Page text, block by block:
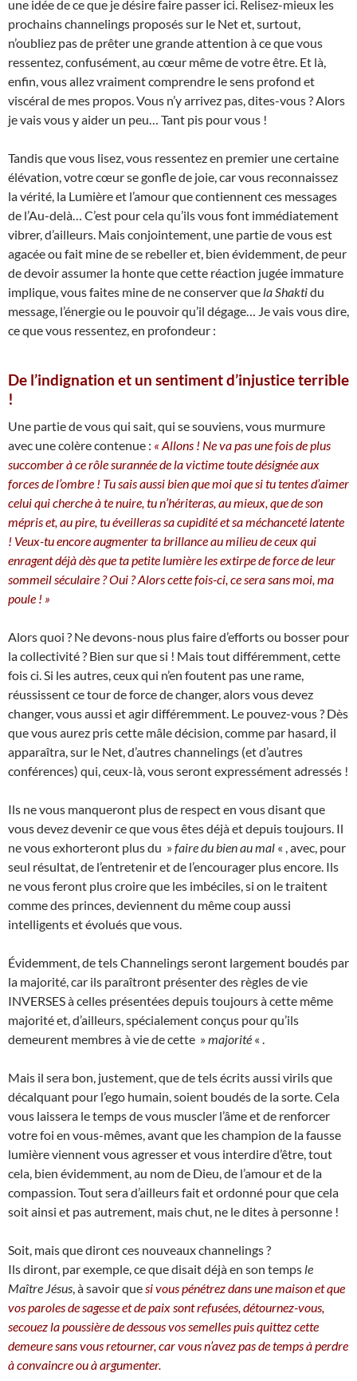
une idée de ce que je désire faire passer ici. Relisez-mieux les
prochains channelings proposés sur le Net et, surtout,
n’oubliez pas de prêter une grande attention à ce que vous
ressentez, confusément, au cœur même de votre être. Et là,
enfin, vous allez vraiment comprendre le sens profond et
viscéral de mes propos. Vous n’y arrivez pas, dites-vous ? Alors
je vais vous y aider un peu… Tant pis pour vous !
Tandis que vous lisez, vous ressentez en premier une certaine
élévation, votre cœur se gonfle de joie, car vous reconnaissez
la vérité, la Lumière et l’amour que contiennent ces messages
de l’Au-delà… C’est pour cela qu’ils vous font immédiatement
vibrer, d’ailleurs. Mais conjointement, une partie de vous est
agacée ou fait mine de se rebeller et, bien évidemment, de peur
de devoir assumer la honte que cette réaction jugée immature
implique, vous faites mine de ne conserver que la Shaktidu
message, l’énergie ou le pouvoir qu’il dégage… Je vais vous dire,
ce que vous ressentez, en profondeur :
De l’indignation et un sentiment d’injustice terrible
!
Une partie de vous qui sait, qui se souviens, vous murmure
avec une colère contenue : « Allons ! Ne va pas une fois de plus
succomber à ce rôle surannée de la victime toute désignée aux
forces de l’ombre ! Tu sais aussi bien que moi que si tu tentes d’aimer
celui qui cherche à te nuire, tu n’hériteras, au mieux, que de son
mépris et, au pire, tu éveilleras sa cupidité et sa méchanceté latente
! Veux-tu encore augmenter ta brillance au milieu de ceux qui
enragent déjà dès que ta petite lumière les extirpe de force de leur
sommeil séculaire ? Oui ? Alors cette fois-ci, ce sera sans moi, ma
poule ! »
Alors quoi ? Ne devons-nous plus faire d’efforts ou bosser pour
la collectivité ? Bien sur que si ! Mais tout différemment, cette
fois ci. Si les autres, ceux qui n’en foutent pas une rame,
réussissent ce tour de force de changer, alors vous devez
changer, vous aussi et agir différemment. Le pouvez-vous ? Dès
que vous aurez pris cette mâle décision, comme par hasard, il
apparaîtra, sur le Net, d’autres channelings (et d’autres
conférences) qui, ceux-là, vous seront expressément adressés !
Ils ne vous manqueront plus de respect en vous disant que
vous devez devenir ce que vous êtes déjà et depuis toujours. Il
ne vous exhorteront plus du »faire du bien au mal « , avec, pour
seul résultat, de l’entretenir et de l’encourager plus encore. Ils
ne vous feront plus croire que les imbéciles, si on le traitent
comme des princes, deviennent du même coup aussi
intelligents et évolués que vous.
Évidemment, de tels Channelings seront largement boudés par
la majorité, car ils paraîtront présenter des règles de vie
INVERSES à celles présentées depuis toujours à cette même
majorité et, d’ailleurs, spécialement conçus pour qu’ils
demeurent membres à vie de cette »majorité « .
Mais il sera bon, justement, que de tels écrits aussi virils que
décalquant pour l’ego humain, soient boudés de la sorte. Cela
vous laissera le temps de vous muscler l’âme et de renforcer
votre foi en vous-mêmes, avant que les champion de la fausse
lumière viennent vous agresser et vous interdire d’être, tout
cela, bien évidemment, au nom de Dieu, de l’amour et de la
compassion. Tout sera d’ailleurs fait et ordonné pour que cela
soit ainsi et pas autrement, mais chut, ne le dites à personne !
Soit, mais que diront ces nouveaux channelings ?
Ils diront, par exemple, ce que disait déjà en son temps le
Maître Jésus , à savoir que si vous pénétrez dans une maison et que
vos paroles de sagesse et de paix sont refusées, détournez-vous,
secouez la poussière de dessous vos semelles puis quittez cette
demeure sans vous retourner, car vous n’avez pas de temps à perdre
à convaincre ou à argumenter.